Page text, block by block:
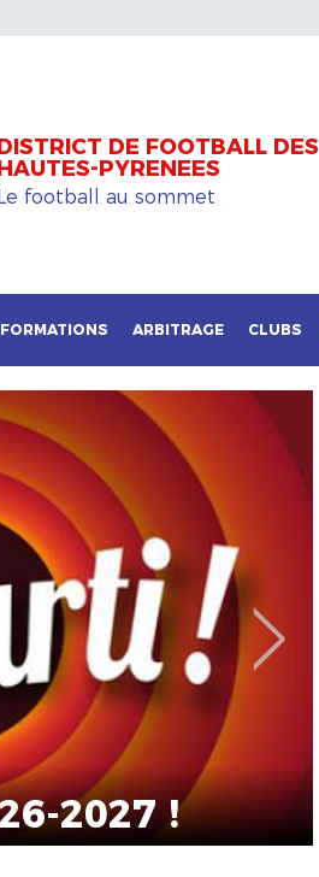
DE FOOTBALL DES
PYRENEES
football au sommet
FORMATIONS ARBITRAGE CLUBS
2026 À